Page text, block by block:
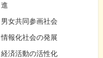
進
男女共同参画社会
情報化社会の発展
経済活動の活性化